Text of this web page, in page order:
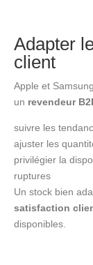
Adapter
client
Apple et
un revendeur
suivre les
ajuster les
privilégier la
ruptures
Un stock bien
satisfaction
disponibles.